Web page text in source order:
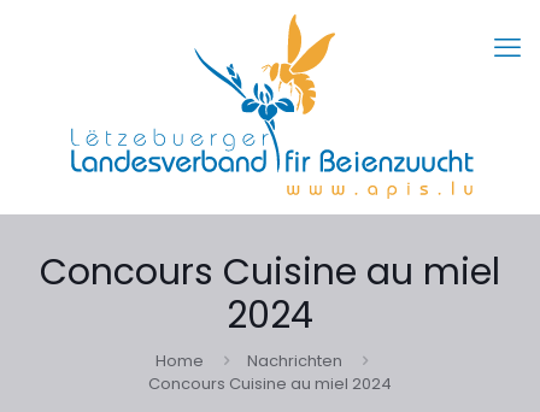
Concours Cuisine au miel
2024
Home
Nachrichten
Concours Cuisine au miel 2024